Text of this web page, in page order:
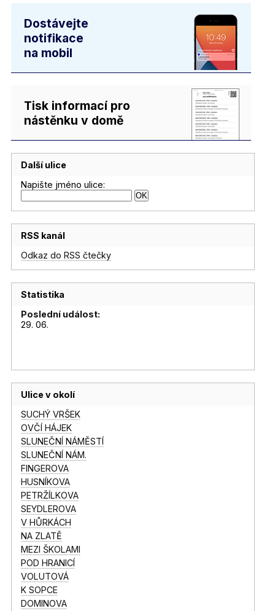
Dostávejte
notifikace
na mobil
Tisk informací pro
nástěnku v domě
Další ulice
Napište jméno ulice:
RSS kanál
Odkaz do RSS čtečky
Statistika
Poslední událost:
29. 06.
Ulice v okolí
SUCHÝ VRŠEK
OVČÍ HÁJEK
SLUNEČNÍ NÁMĚSTÍ
SLUNEČNÍ NÁM.
FINGEROVA
HUSNÍKOVA
PETRŽÍLKOVA
SEYDLEROVA
V HŮRKÁCH
NA ZLATĚ
MEZI ŠKOLAMI
POD HRANICÍ
VOLUTOVÁ
K SOPCE
DOMINOVA